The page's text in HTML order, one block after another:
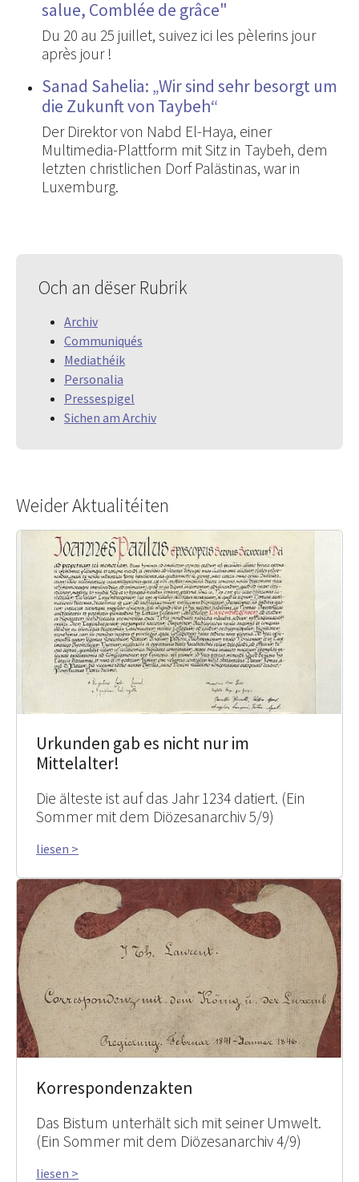
salue, Comblée de grâce"
Du 20 au 25 juillet, suivez ici les pèlerins jour
après jour !
Sanad Sahelia: „Wir sind sehr besorgt um
die Zukunft von Taybeh“
Der Direktor von Nabd El-Haya, einer
Multimedia-Plattform mit Sitz in Taybeh, dem
letzten christlichen Dorf Palästinas, war in
Luxemburg.
Och an dëser Rubrik
Archiv
Communiqués
Mediathéik
Personalia
Pressespigel
Sichen am Archiv
Weider Aktualitéiten
Urkunden gab es nicht nur im
Mittelalter!
Die älteste ist auf das Jahr 1234 datiert. (Ein
Sommer mit dem Diözesanarchiv 5/9)
liesen >
Korrespondenzakten
Das Bistum unterhält sich mit seiner Umwelt.
(Ein Sommer mit dem Diözesanarchiv 4/9)
liesen >